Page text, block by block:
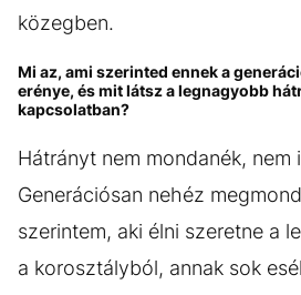
közegben.
Mi az, ami szerinted ennek a
erénye, és mit látsz a legnagyobb
kapcsolatban?
Hátrányt nem mondanék, nem
Generációsan nehéz
szerintem, aki élni szeretne a
a korosztályból, annak sok